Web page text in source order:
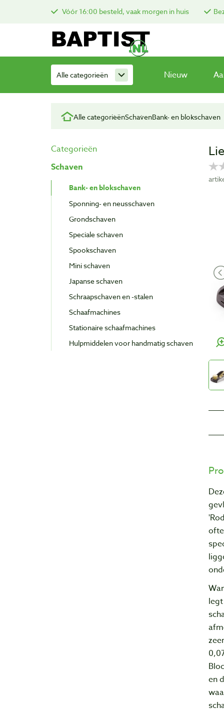
Vóór 16:00 besteld, vaak morgen in huis
Alle categorieën Nieuw
Alle categorieënSchavenBank- en blokschaven
Categorieën
Schaven
Bank- en blokschaven
Sponning- en neusschaven
Grondschaven
Speciale schaven
Spookschaven
Mini schaven
Japanse schaven
Schraapschaven en -stalen
Schaafmachines
Stationaire schaafmachines
Hulpmiddelen voor handmatig schaven
en